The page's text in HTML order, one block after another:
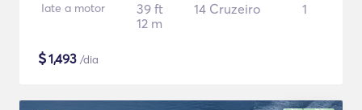
Iate a motor
39 ft
12 m
14 Cruzeiro 1
$1,493 /dia